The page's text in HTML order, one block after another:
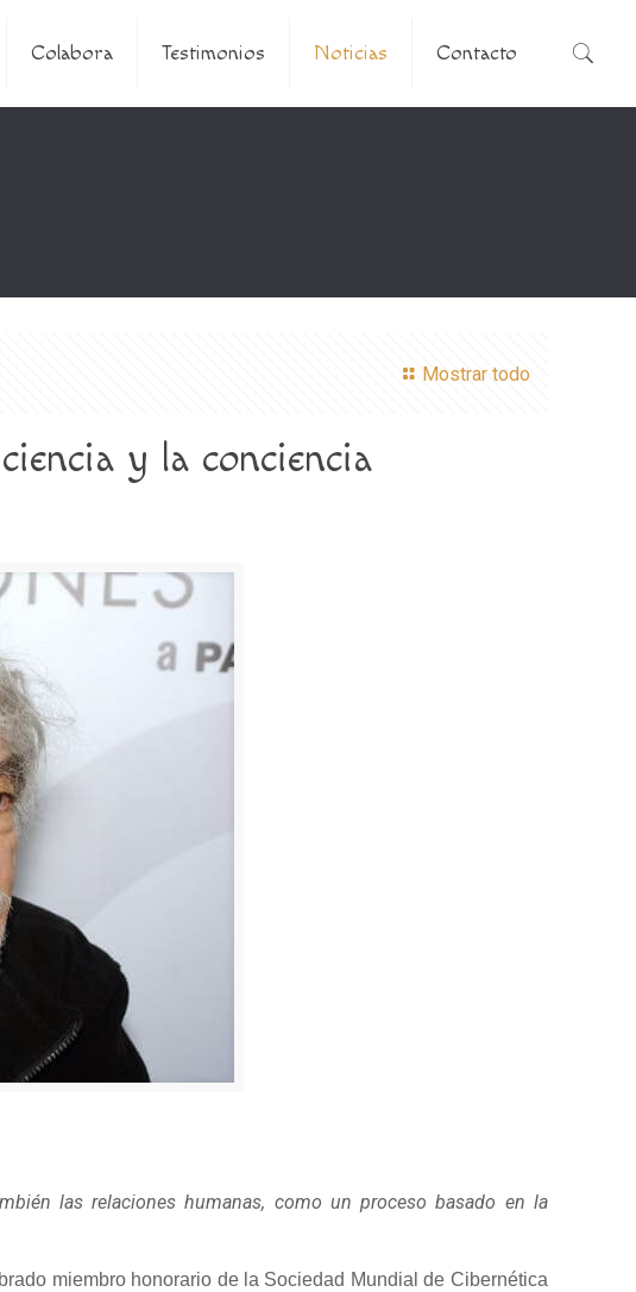
Colabora Testimonios Noticias Contacto
Mostrar todo
y la conciencia
las relaciones humanas, como un proceso basado en la
miembro honorario de la Sociedad Mundial de Cibernética